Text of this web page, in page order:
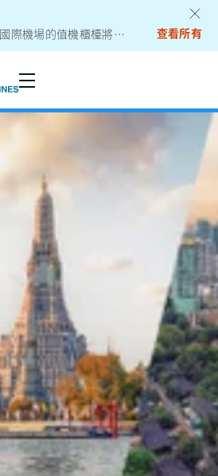
大灣區航空位於香港國際機場的值機櫃檯將遷往二號客運大樓
查看所有